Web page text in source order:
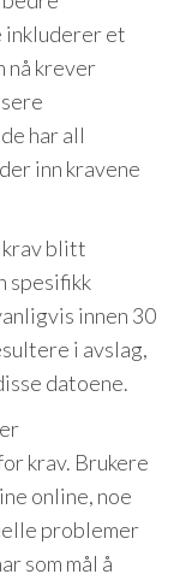
inkluderer et
nå krever
har all
inn kravene
krav blitt
spesifikk
innen 30
i avslag,
datoene.
krav. Brukere
online, noe
problemer
som mål å